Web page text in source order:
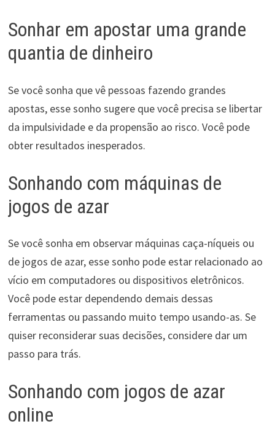
Sonhar em apostar uma grande
quantia de dinheiro
Se você sonha que vê pessoas fazendo grandes
apostas, esse sonho sugere que você precisa se libertar
da impulsividade e da propensão ao risco. Você pode
obter resultados inesperados.
Sonhando com máquinas de
jogos de azar
Se você sonha em observar máquinas caça-níqueis ou
de jogos de azar, esse sonho pode estar relacionado ao
vício em computadores ou dispositivos eletrônicos.
Você pode estar dependendo demais dessas
ferramentas ou passando muito tempo usando-as. Se
quiser reconsiderar suas decisões, considere dar um
passo para trás.
Sonhando com jogos de azar
online